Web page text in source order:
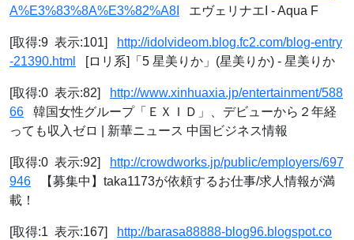
A%E3%83%8A%E3%82%A8I
エヴェリナエI - Aqua F
[取得:9 表示:101]
http://idolvideom.blog.fc2.com/blog-entry
-21390.html
[ロリ系]「5 星美りか」(星美りか) - 星美りか
[取得:0 表示:82]
http://www.xinhuaxia.jp/entertainment/588
66 韓国女性グループ「ＥＸＩＤ」、デビューから２年経
っても収入ゼロ | 新華ニュース 中国ビジネス情報
[取得:0 表示:92]
http://crowdworks.jp/public/employers/697
946 【募集中】taka1173が依頼するお仕事/求人情報が満
載！
[取得:1 表示:167]
http://barasa88888-blog96.blogspot.co